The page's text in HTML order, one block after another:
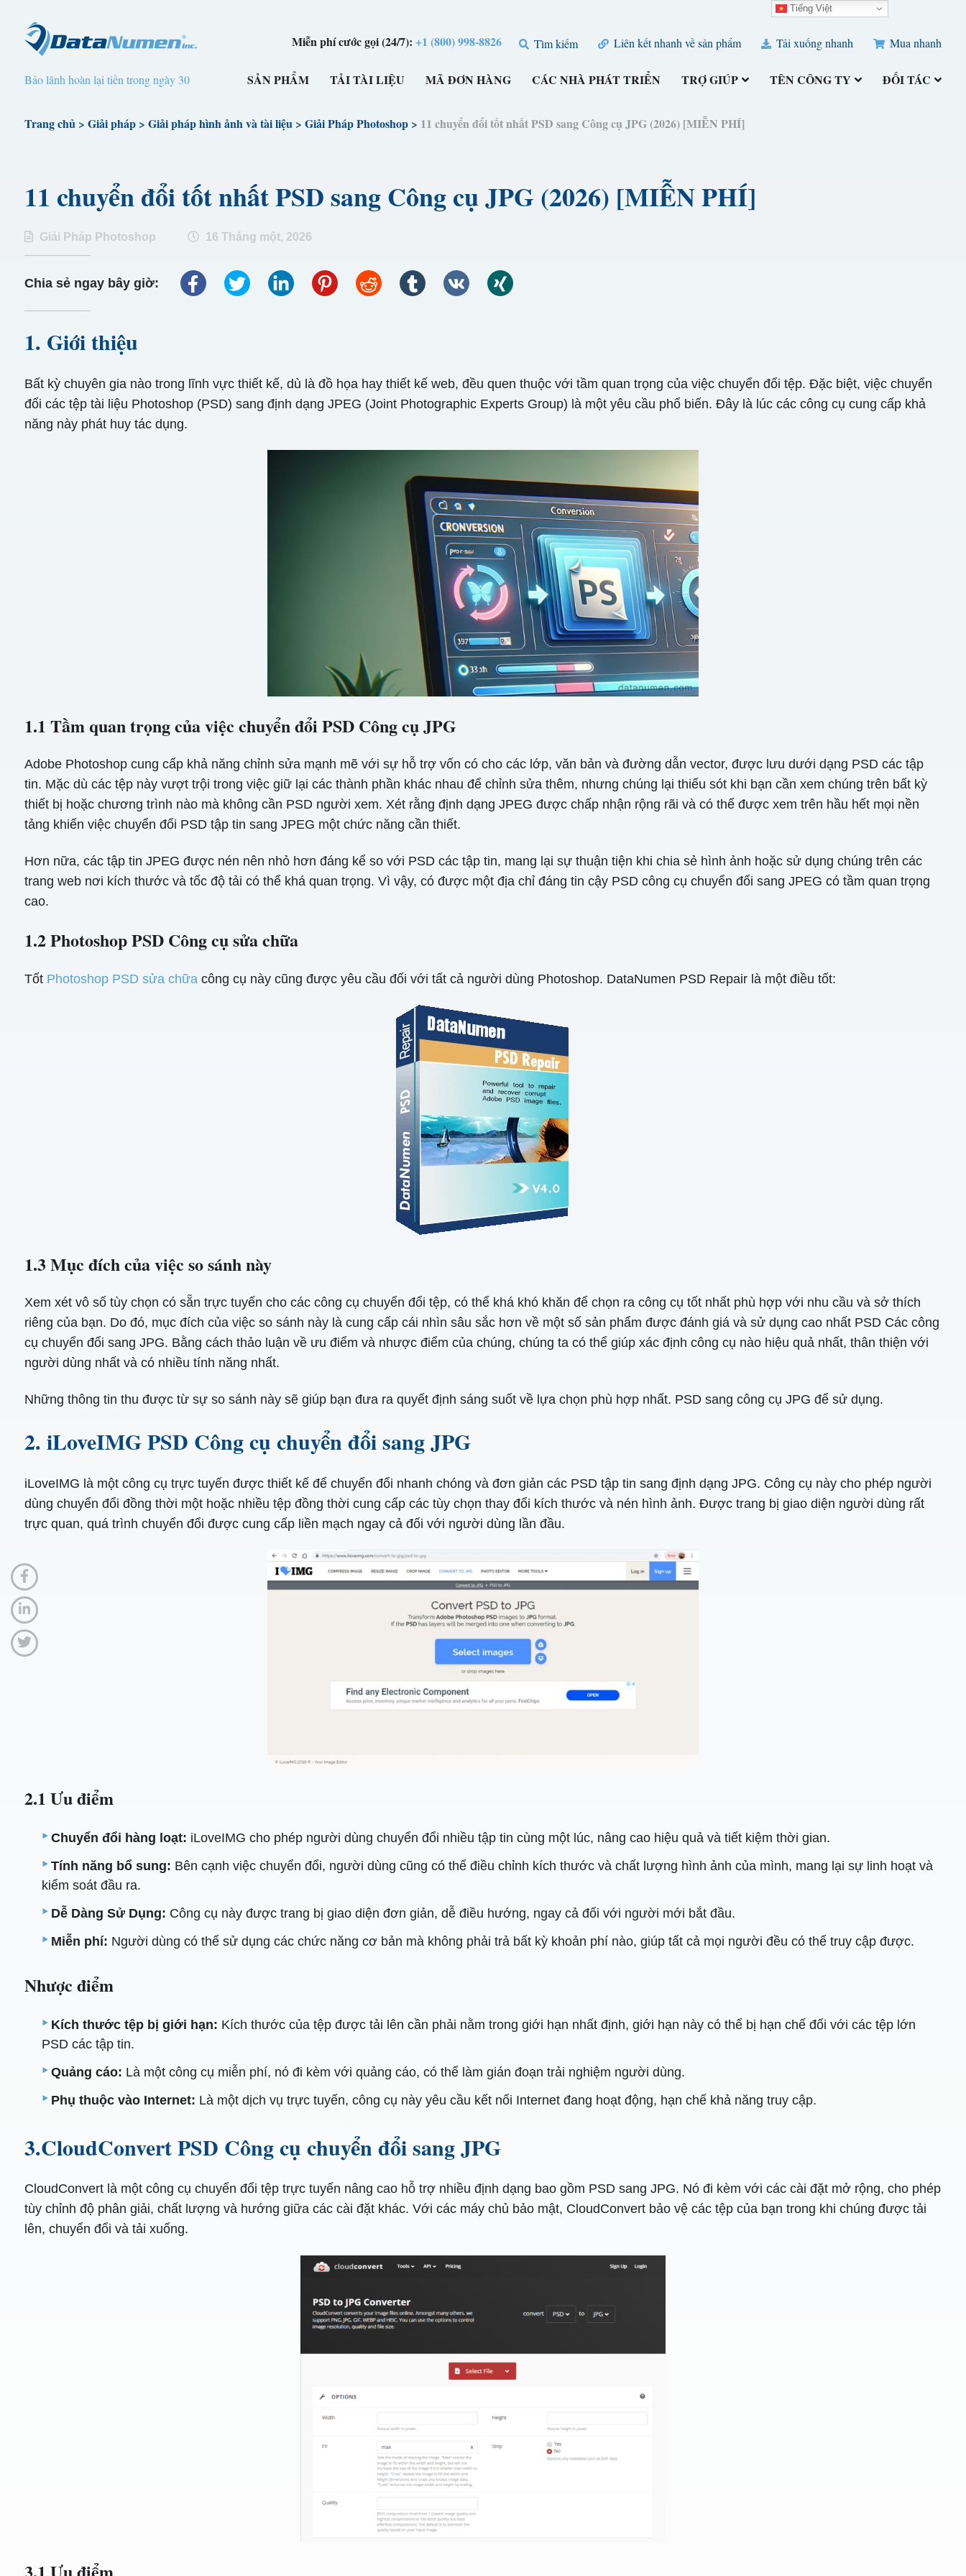
Miễn phí cước gọi (24/7):+1 (800) 998-8826 Tìm kiếm Liên kết nhanh về sản phẩm Tải xuống nhanh Mua nhanh
Bảo lãnh hoàn lại tiền trong ngày 30 SẢN PHẨM TẢI TÀI LIỆU MÃ ĐƠN HÀNG CÁC NHÀ PHÁT TRIỂN TRỢ GIÚP TÊN CÔNG TY ĐỐI TÁC
Trang chủ> Giải pháp> Giải pháp hình ảnh và tài liệu> Giải Pháp Photoshop> 11 chuyển đổi tốt nhất PSD sang Công cụ JPG (2026) [MIỄN PHÍ]
11 chuyển đổi tốt nhất PSD sang Công cụ JPG (2026) [MIỄN PHÍ]
Giải Pháp Photoshop 16 Tháng một, 2026
Chia sẻ ngay bây giờ:
1. Giới thiệu
Bất kỳ chuyên gia nào trong lĩnh vực thiết kế, dù là đồ họa hay thiết kế web, đều quen thuộc với tầm quan trọng của việc chuyển đổi tệp. Đặc biệt, việc chuyển
đổi các tệp tài liệu Photoshop (PSD) sang định dạng JPEG (Joint Photographic Experts Group) là một yêu cầu phổ biến. Đây là lúc các công cụ cung cấp khả
năng này phát huy tác dụng.
1.1 Tầm quan trọng của việc chuyển đổi PSD Công cụ JPG
Adobe Photoshop cung cấp khả năng chỉnh sửa mạnh mẽ với sự hỗ trợ vốn có cho các lớp, văn bản và đường dẫn vector, được lưu dưới dạng PSD các tập
tin. Mặc dù các tệp này vượt trội trong việc giữ lại các thành phần khác nhau để chỉnh sửa thêm, nhưng chúng lại thiếu sót khi bạn cần xem chúng trên bất kỳ
thiết bị hoặc chương trình nào mà không cần PSD người xem. Xét rằng định dạng JPEG được chấp nhận rộng rãi và có thể được xem trên hầu hết mọi nền
tảng khiến việc chuyển đổi PSD tập tin sang JPEG một chức năng cần thiết.
Hơn nữa, các tập tin JPEG được nén nên nhỏ hơn đáng kể so với PSD các tập tin, mang lại sự thuận tiện khi chia sẻ hình ảnh hoặc sử dụng chúng trên các
trang web nơi kích thước và tốc độ tải có thể khá quan trọng. Vì vậy, có được một địa chỉ đáng tin cậy PSD công cụ chuyển đổi sang JPEG có tầm quan trọng
cao.
1.2 Photoshop PSD Công cụ sửa chữa
Tốt Photoshop PSD sửa chữa công cụ này cũng được yêu cầu đối với tất cả người dùng Photoshop. DataNumen PSD Repair là một điều tốt:
1.3 Mục đích của việc so sánh này
Xem xét vô số tùy chọn có sẵn trực tuyến cho các công cụ chuyển đổi tệp, có thể khá khó khăn để chọn ra công cụ tốt nhất phù hợp với nhu cầu và sở thích
riêng của bạn. Do đó, mục đích của việc so sánh này là cung cấp cái nhìn sâu sắc hơn về một số sản phẩm được đánh giá và sử dụng cao nhất PSD Các công
cụ chuyển đổi sang JPG. Bằng cách thảo luận về ưu điểm và nhược điểm của chúng, chúng ta có thể giúp xác định công cụ nào hiệu quả nhất, thân thiện với
người dùng nhất và có nhiều tính năng nhất.
Những thông tin thu được từ sự so sánh này sẽ giúp bạn đưa ra quyết định sáng suốt về lựa chọn phù hợp nhất. PSD sang công cụ JPG để sử dụng.
2. iLoveIMG PSD Công cụ chuyển đổi sang JPG
iLoveIMG là một công cụ trực tuyến được thiết kế để chuyển đổi nhanh chóng và đơn giản các PSD tập tin sang định dạng JPG. Công cụ này cho phép người
dùng chuyển đổi đồng thời một hoặc nhiều tệp đồng thời cung cấp các tùy chọn thay đổi kích thước và nén hình ảnh. Được trang bị giao diện người dùng rất
trực quan, quá trình chuyển đổi được cung cấp liền mạch ngay cả đối với người dùng lần đầu.
2.1 Ưu điểm
Chuyển đổi hàng loạt: iLoveIMG cho phép người dùng chuyển đổi nhiều tập tin cùng một lúc, nâng cao hiệu quả và tiết kiệm thời gian.
Tính năng bổ sung: Bên cạnh việc chuyển đổi, người dùng cũng có thể điều chỉnh kích thước và chất lượng hình ảnh của mình, mang lại sự linh hoạt và
kiểm soát đầu ra.
Dễ Dàng Sử Dụng: Công cụ này được trang bị giao diện đơn giản, dễ điều hướng, ngay cả đối với người mới bắt đầu.
Miễn phí: Người dùng có thể sử dụng các chức năng cơ bản mà không phải trả bất kỳ khoản phí nào, giúp tất cả mọi người đều có thể truy cập được.
Nhược điểm
Kích thước tệp bị giới hạn: Kích thước của tệp được tải lên cần phải nằm trong giới hạn nhất định, giới hạn này có thể bị hạn chế đối với các tệp lớn
PSD các tập tin.
Quảng cáo: Là một công cụ miễn phí, nó đi kèm với quảng cáo, có thể làm gián đoạn trải nghiệm người dùng.
Phụ thuộc vào Internet: Là một dịch vụ trực tuyến, công cụ này yêu cầu kết nối Internet đang hoạt động, hạn chế khả năng truy cập.
3.CloudConvert PSD Công cụ chuyển đổi sang JPG
CloudConvert là một công cụ chuyển đổi tệp trực tuyến nâng cao hỗ trợ nhiều định dạng bao gồm PSD sang JPG. Nó đi kèm với các cài đặt mở rộng, cho phép
tùy chỉnh độ phân giải, chất lượng và hướng giữa các cài đặt khác. Với các máy chủ bảo mật, CloudConvert bảo vệ các tệp của bạn trong khi chúng được tải
lên, chuyển đổi và tải xuống.
Tiếng Việt